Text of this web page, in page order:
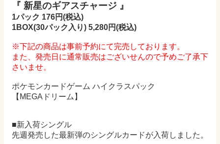
『 新星のギアスチャージ 』
1パック 176円(税込)
1BOX(30パック入り) 5,280円(税込)
※下記の商品は事前予約にて完売しております。
また、発売日に通常販売はございせんので予めご了承下
さいませ。
ポケモンカードゲーム ハイクラスパック
【MEGAドリーム】
■新入荷シングル
先週発売した最新弾のシングルカードが入荷しました。